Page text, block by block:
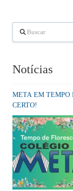
Buscar
Notícias
META EM TEMPO
CERTO!